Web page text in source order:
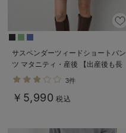
サスペンダーツィードショートパン
ツ マタニティ・産後 【出産後も長
く使える】
3件
￥5,990 税込